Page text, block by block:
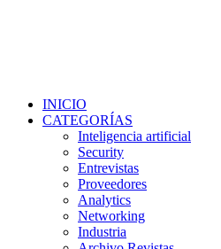
INICIO
CATEGORÍAS
Inteligencia artificial
Security
Entrevistas
Proveedores
Analytics
Networking
Industria